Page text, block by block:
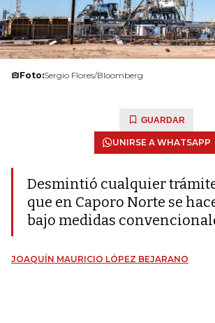
Foto:Sergio Flores/Bloomberg
GUARDAR
UNIRSE A WHATSAPP
Desmintió cualquier
que en Caporo Norte se
bajo medidas
JOAQUÍN MAURICIO LÓPEZ BEJARANO